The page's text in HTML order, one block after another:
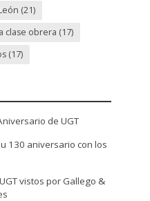
(21)
clase obrera (17)
(17)
de UGT
130 aniversario con los
vistos por Gallego &